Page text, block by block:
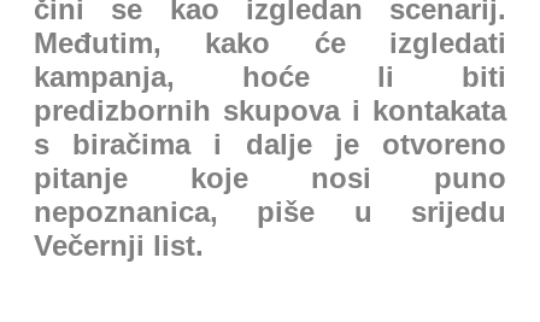
čini se kao izgledan scenarij.
Međutim, kako će izgledati
kampanja, hoće li biti
predizbornih skupova i kontakata
s biračima i dalje je otvoreno
pitanje koje nosi puno
nepoznanica, piše u srijedu
Večernji list.